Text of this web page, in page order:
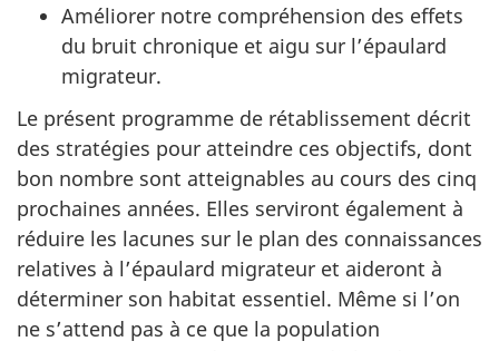
Améliorer notre compréhension des effets
du bruit chronique et aigu sur l’épaulard
migrateur.
Le présent programme de rétablissement décrit
des stratégies pour atteindre ces objectifs, dont
bon nombre sont atteignables au cours des cinq
prochaines années. Elles serviront également à
réduire les lacunes sur le plan des connaissances
relatives à l’épaulard migrateur et aideront à
déterminer son habitat essentiel. Même si l’on
ne s’attend pas à ce que la population